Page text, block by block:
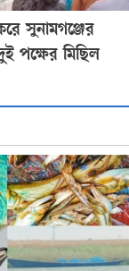
সুনামগঞ্জের
পক্ষের মিছিল